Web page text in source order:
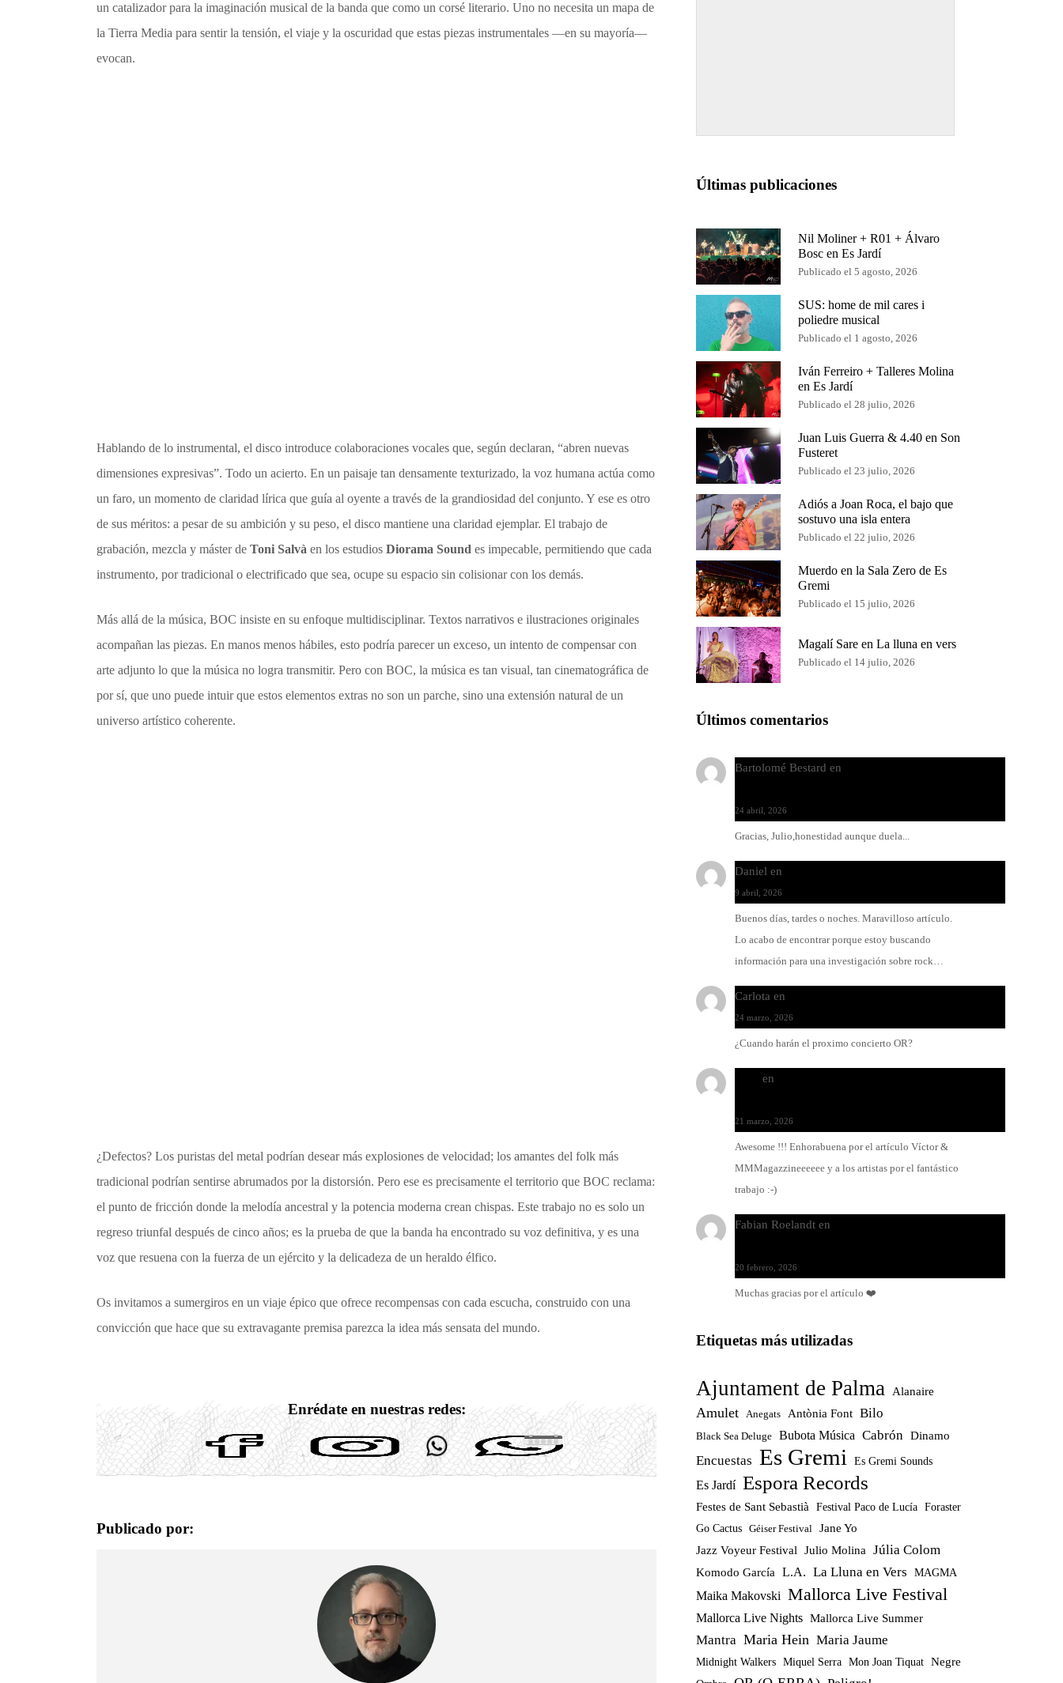
un catalizador para la imaginación musical de la banda que como un corsé literario. Uno no necesita un mapa de
la Tierra Media para sentir la tensión, el viaje y la oscuridad que estas piezas instrumentales —en su mayoría—
evocan.
Hablando de lo instrumental, el disco introduce colaboraciones vocales que, según declaran, “abren nuevas
dimensiones expresivas”. Todo un acierto. En un paisaje tan densamente texturizado, la voz humana actúa como
un faro, un momento de claridad lírica que guía al oyente a través de la grandiosidad del conjunto. Y ese es otro
de sus méritos: a pesar de su ambición y su peso, el disco mantiene una claridad ejemplar. El trabajo de
grabación, mezcla y máster de Toni Salvà en los estudios Diorama Sound es impecable, permitiendo que cada
instrumento, por tradicional o electrificado que sea, ocupe su espacio sin colisionar con los demás.
Más allá de la música, BOC insiste en su enfoque multidisciplinar. Textos narrativos e ilustraciones originales
acompañan las piezas. En manos menos hábiles, esto podría parecer un exceso, un intento de compensar con
arte adjunto lo que la música no logra transmitir. Pero con BOC, la música es tan visual, tan cinematográfica de
por sí, que uno puede intuir que estos elementos extras no son un parche, sino una extensión natural de un
universo artístico coherente.
¿Defectos? Los puristas del metal podrían desear más explosiones de velocidad; los amantes del folk más
tradicional podrían sentirse abrumados por la distorsión. Pero ese es precisamente el territorio que BOC reclama:
el punto de fricción donde la melodía ancestral y la potencia moderna crean chispas. Este trabajo no es solo un
regreso triunfal después de cinco años; es la prueba de que la banda ha encontrado su voz definitiva, y es una
voz que resuena con la fuerza de un ejército y la delicadeza de un heraldo élfico.
Os invitamos a sumergiros en un viaje épico que ofrece recompensas con cada escucha, construido con una
convicción que hace que su extravagante premisa parezca la idea más sensata del mundo.
Enrédate en nuestras redes:
Publicado por:
Últimas publicaciones
Nil Moliner + R01 + Álvaro
Bosc en Es Jardí
Publicado el 5 agosto, 2026
SUS: home de mil cares i
poliedre musical
Publicado el 1 agosto, 2026
Iván Ferreiro + Talleres Molina
en Es Jardí
Publicado el 28 julio, 2026
Juan Luis Guerra & 4.40 en Son
Fusteret
Publicado el 23 julio, 2026
Adiós a Joan Roca, el bajo que
sostuvo una isla entera
Publicado el 22 julio, 2026
Muerdo en la Sala Zero de Es
Gremi
Publicado el 15 julio, 2026
Magalí Sare en La lluna en vers
Publicado el 14 julio, 2026
Últimos comentarios
Bartolomé Bestard en
24 abril, 2026
Gracias, Julio,honestidad aunque duela...
Daniel en
9 abril, 2026
Buenos días, tardes o noches. Maravilloso artículo.
Lo acabo de encontrar porque estoy buscando
información para una investigación sobre rock…
Carlota en
24 marzo, 2026
¿Cuando harán el proximo concierto OR?
en
21 marzo, 2026
Awesome !!! Enhorabuena por el artículo Víctor &
MMMagazzineeeeee y a los artistas por el fantástico
trabajo :-)
Fabian Roelandt en
20 febrero, 2026
Muchas gracias por el artículo ❤️
Etiquetas más utilizadas
Ajuntament de Palma Alanaire
Amulet Anegats Antònia Font Bilo
Black Sea Deluge Bubota Música Cabrón Dinamo
Encuestas Es Gremi Es Gremi Sounds
Es Jardí Espora Records
Festes de Sant Sebastià Festival Paco de Lucía Foraster
Go Cactus Géiser Festival Jane Yo
Jazz Voyeur Festival Julio Molina Júlia Colom
Komodo García L.A. La Lluna en Vers MAGMA
Maika Makovski Mallorca Live Festival
Mallorca Live Nights Mallorca Live Summer
Mantra Maria Hein Maria Jaume
Midnight Walkers Miquel Serra Mon Joan Tiquat Negre